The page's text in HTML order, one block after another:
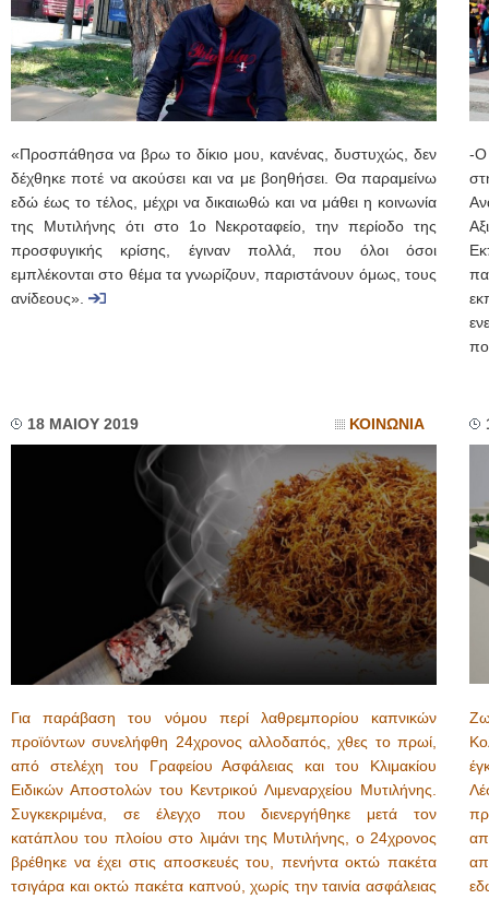
«Προσπάθησα να βρω το δίκιο μου, κανένας, δυστυχώς, δεν
δέχθηκε ποτέ να ακούσει και να με βοηθήσει. Θα παραμείνω
εδώ έως το τέλος, μέχρι να δικαιωθώ και να μάθει η κοινωνία
της Μυτιλήνης ότι στο 1ο Νεκροταφείο, την περίοδο της
προσφυγικής κρίσης, έγιναν πολλά, που όλοι όσοι
εμπλέκονται στο θέμα τα γνωρίζουν, παριστάνουν όμως, τους
ανίδεους».
-Ο
18 ΜΑΙΟΥ 2019 ΚΟΙΝΩΝΙΑ
Για παράβαση του νόμου περί λαθρεμπορίου καπνικών
προϊόντων συνελήφθη 24χρονος αλλοδαπός, χθες το πρωί,
από στελέχη του Γραφείου Ασφάλειας και του Κλιμακίου
Ειδικών Αποστολών του Κεντρικού Λιμεναρχείου Μυτιλήνης.
Συγκεκριμένα, σε έλεγχο που διενεργήθηκε μετά τον
κατάπλου του πλοίου στο λιμάνι της Μυτιλήνης, ο 24χρονος
βρέθηκε να έχει στις αποσκευές του, πενήντα οκτώ πακέτα
τσιγάρα και οκτώ πακέτα καπνού, χωρίς την ταινία ασφάλειας